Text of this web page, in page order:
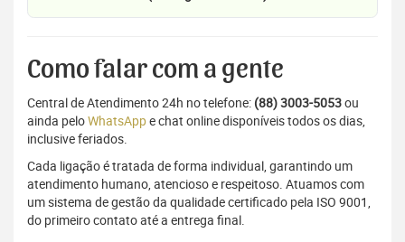
Como falar com a gente
Central de Atendimento 24h no telefone: (88) 3003-5053ou
ainda peloWhatsAppe chat online disponíveis todos os dias,
inclusive feriados.
Cada ligação é tratada de forma individual, garantindo um
atendimento humano, atencioso e respeitoso. Atuamos com
um sistema de gestão da qualidade certificado pela ISO 9001,
do primeiro contato até a entrega final.